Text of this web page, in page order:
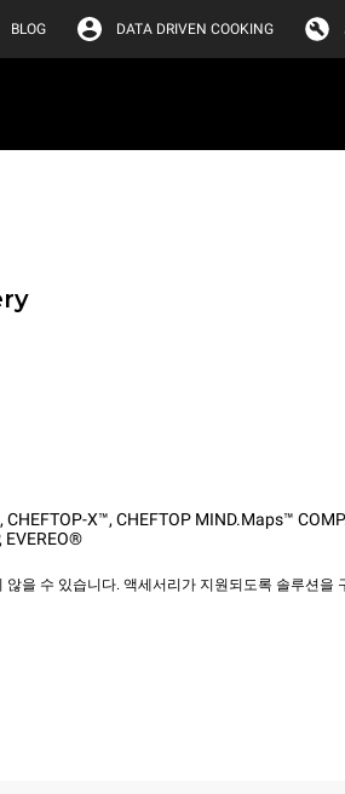
BLOG DATA DRIVEN COOKING
, CHEFTOP-X™, CHEFTOP MIND.Maps™
, EVEREO®
을 수 있습니다. 액세서리가 지원되도록 솔루션을